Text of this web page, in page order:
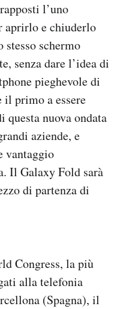
l’uno
aprirlo e chiuderlo
stesso schermo
senza dare l’idea di
pieghevole di
il primo a essere
nuova ondata
aziende, e
vantaggio
Il Galaxy Fold sarà
di partenza di
Congress, la più
alla telefonia
(Spagna), il